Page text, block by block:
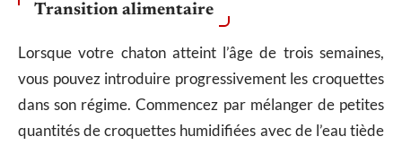
Transition alimentaire
Lorsque votre chaton atteint l’âge de trois semaines,
vous pouvez introduire progressivement les croquettes
dans son régime. Commencez par mélanger de petites
quantités de croquettes humidifiées avec de l’eau tiède